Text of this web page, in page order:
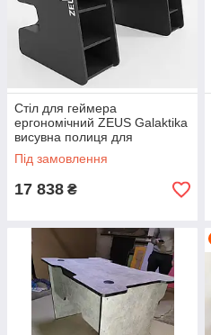
Стіл для геймера
ергономічний ZEUS Galaktika
висувна полиця для
клавіатури GA-1
Під замовлення
17 838 ₴